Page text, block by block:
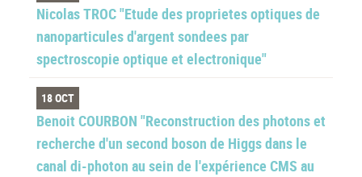
Nicolas TROC "Etude des proprietes optiques de
nanoparticules d'argent sondees par
spectroscopie optique et electronique"
18 OCT
Benoit COURBON "Reconstruction des photons et
recherche d'un second boson de Higgs dans le
canal di-photon au sein de l'expérience CMS au